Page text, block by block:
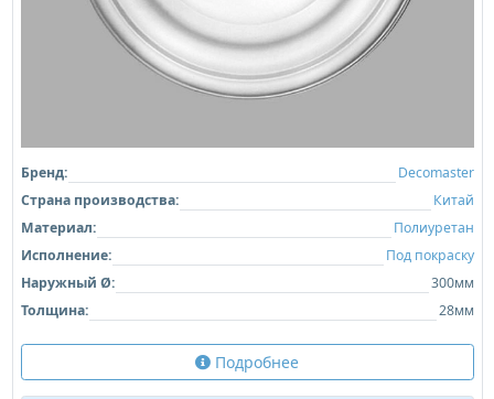
Бренд:
Decomaster
Страна производства:
Китай
Материал:
Полиуретан
Исполнение:
Под покраску
Наружный Ø:
300мм
Толщина:
28мм
Подробнее